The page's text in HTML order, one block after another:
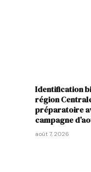
Identification
région
préparatoire
campagne
août 7, 2026